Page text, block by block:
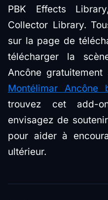
PBK Effects
Collector Library.
sur la page de
télécharger la
Ancône
Montélimar Ancône
trouvez cet add-
envisagez de
pour aider à
ultérieur.